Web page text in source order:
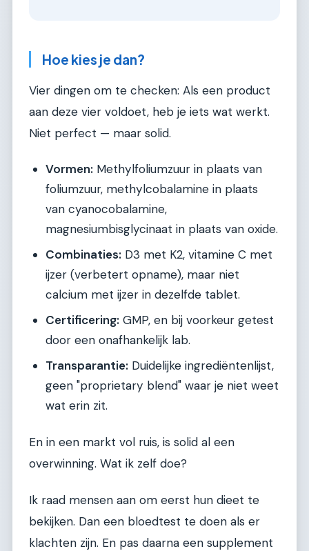
Hoe kies je dan?
Vier dingen om te checken: Als een product
aan deze vier voldoet, heb je iets wat werkt.
Niet perfect — maar solid.
Vormen: Methylfoliumzuur in plaats van
foliumzuur, methylcobalamine in plaats
van cyanocobalamine,
magnesiumbisglycinaat in plaats van oxide.
Combinaties: D3 met K2, vitamine C met
ijzer (verbetert opname), maar niet
calcium met ijzer in dezelfde tablet.
Certificering: GMP, en bij voorkeur getest
door een onafhankelijk lab.
Transparantie: Duidelijke ingrediëntenlijst,
geen "proprietary blend" waar je niet weet
wat erin zit.
En in een markt vol ruis, is solid al een
overwinning. Wat ik zelf doe?
Ik raad mensen aan om eerst hun dieet te
bekijken. Dan een bloedtest te doen als er
klachten zijn. En pas daarna een supplement